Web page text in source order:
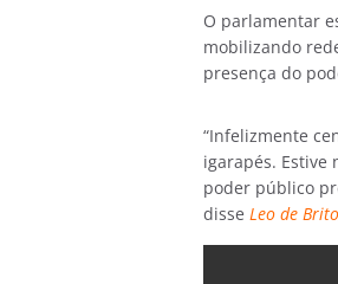
O parlamentar
mobilizando
presença do
“Infelizmente
igarapés. Estive
poder público
disse Leo de